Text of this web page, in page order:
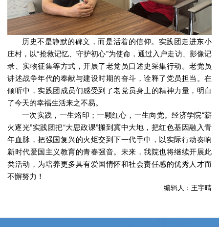
历史不是静默的碑文，而是活着的信仰。实践团走进东小
庄村，以“抢救记忆、守护初心”为使命，通过入户走访、影像记
录、实物征集等方式，开展了老党员口述史采集行动。老党员
讲述战争年代的奉献与建设时期的奋斗，诠释了党员担当。在
倾听中，实践团成员们感受到了老党员身上的精神力量，明白
了今天的幸福生活来之不易。
一次实践，一生烙印；一颗红心，一生向党。经济学院“薪
火逐光”实践团把“大思政课”搬到冀中大地，把红色基因融入青
年血脉，把强国复兴的火炬交到下一代手中，以实际行动奏响
新时代爱国主义教育的青春强音。未来，我院也将继续开展此
类活动，为培养更多具有爱国情怀和社会责任感的优秀人才而
不懈努力！
编辑人：王宇晴